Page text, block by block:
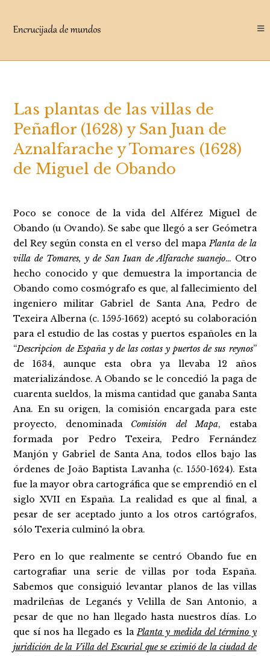
contenido
Las plantas de las villas de
Peñaflor (1628) y San Juan de
Aznalfarache y Tomares (1628)
de Miguel de Obando
Poco se conoce de la vida del Alférez Miguel de
Obando (u Ovando). Se sabe que llegó a ser Geómetra
del Rey según consta en el verso del mapaPlanta de la
villa de Tomares, y de San Iuan de Alfarache suanejo… Otro
hecho conocido y que demuestra la importancia de
Obando como cosmógrafo es que, al fallecimiento del
ingeniero militar Gabriel de Santa Ana, Pedro de
Texeira Alberna (c. 1595-1662) aceptó su colaboración
para el estudio de las costas y puertos españoles en la
“Descripcion de España y de las costas y puertos de sus reynos”
de 1634, aunque esta obra ya llevaba 12 años
materializándose. A Obando se le concedió la paga de
cuarenta sueldos, la misma cantidad que ganaba Santa
Ana. En su origen, la comisión encargada para este
proyecto, denominada Comisión del Mapa, estaba
formada por Pedro Texeira, Pedro Fernández
Manjón y Gabriel de Santa Ana, todos ellos bajo las
órdenes de João Baptista Lavanha (c. 1550-1624). Esta
fue la mayor obra cartográfica que se emprendió en el
siglo XVII en España. La realidad es que al final, a
pesar de ser aceptado junto a los otros cartógrafos,
sólo Texeria culminó la obra.
Pero en lo que realmente se centró Obando fue en
cartografiar una serie de villas por toda España.
Sabemos que consiguió levantar planos de las villas
madrileñas de Leganés y Velilla de San Antonio, a
pesar de que no han llegado hasta nuestros días. Lo
que sí nos ha llegado es laPlanta y medida del término y
juridición de la Villa del Escurial que se eximió de la ciudad de